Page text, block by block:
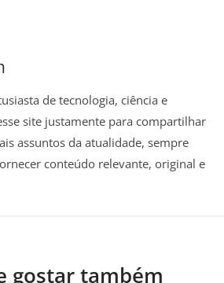
de tecnologia, ciência e
site justamente para compartilhar
assuntos da atualidade, sempre
conteúdo relevante, original e
gostar também